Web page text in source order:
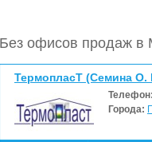
Без офисов продаж в
ТермопласТ (Семина
Города: